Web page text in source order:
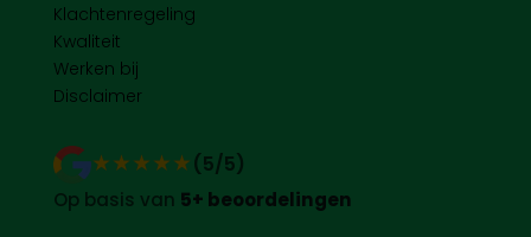
Klachtenregeling
Kwaliteit
Werken bij
Disclaimer
★★★★★
★★★★★(5/5)
Op basis van 5+ beoordelingen